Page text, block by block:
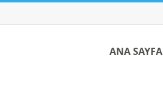
ANA SAYFA